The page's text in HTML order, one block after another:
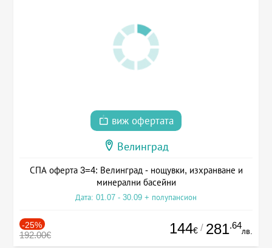
виж офертата
Велинград
СПА оферта 3=4: Велинград - нощувки, изхранване и
минерални басейни
Дата: 01.07 - 30.09 + полупансион
-25%
192.00€ 144€ / 281.64
лв.